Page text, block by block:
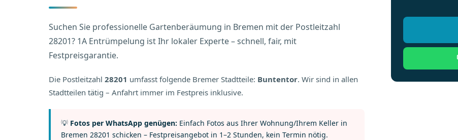
Suchen Sie professionelle Gartenberäumung in Bremen mit der Postleitzahl
28201? 1A Entrümpelung ist Ihr lokaler Experte – schnell, fair, mit
Festpreisgarantie.
Die Postleitzahl 28201 umfasst folgende Bremer Stadtteile: Buntentor. Wir sind in allen
Stadtteilen tätig – Anfahrt immer im Festpreis inklusive.
💡 Fotos per WhatsApp genügen: Einfach Fotos aus Ihrer Wohnung/Ihrem Keller in
Bremen 28201 schicken – Festpreisangebot in 1–2 Stunden, kein Termin nötig.